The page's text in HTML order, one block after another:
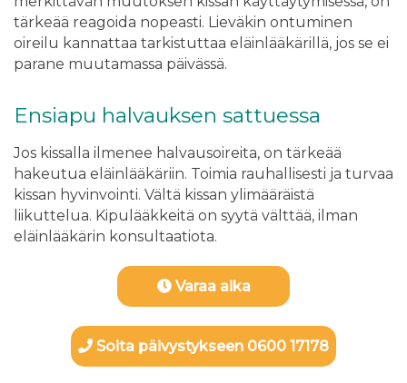
tärkeää reagoida nopeasti. Lieväkin ontuminen
oireilu kannattaa tarkistuttaa eläinlääkärillä, jos se ei
parane muutamassa päivässä.
Ensiapu halvauksen sattuessa
Jos kissalla ilmenee halvausoireita, on tärkeää
hakeutua eläinlääkäriin. Toimia rauhallisesti ja turvaa
kissan hyvinvointi. Vältä kissan ylimääräistä
liikuttelua. Kipulääkkeitä on syytä välttää, ilman
eläinlääkärin konsultaatiota.
Varaa aika
Soita päivystykseen 0600 17178